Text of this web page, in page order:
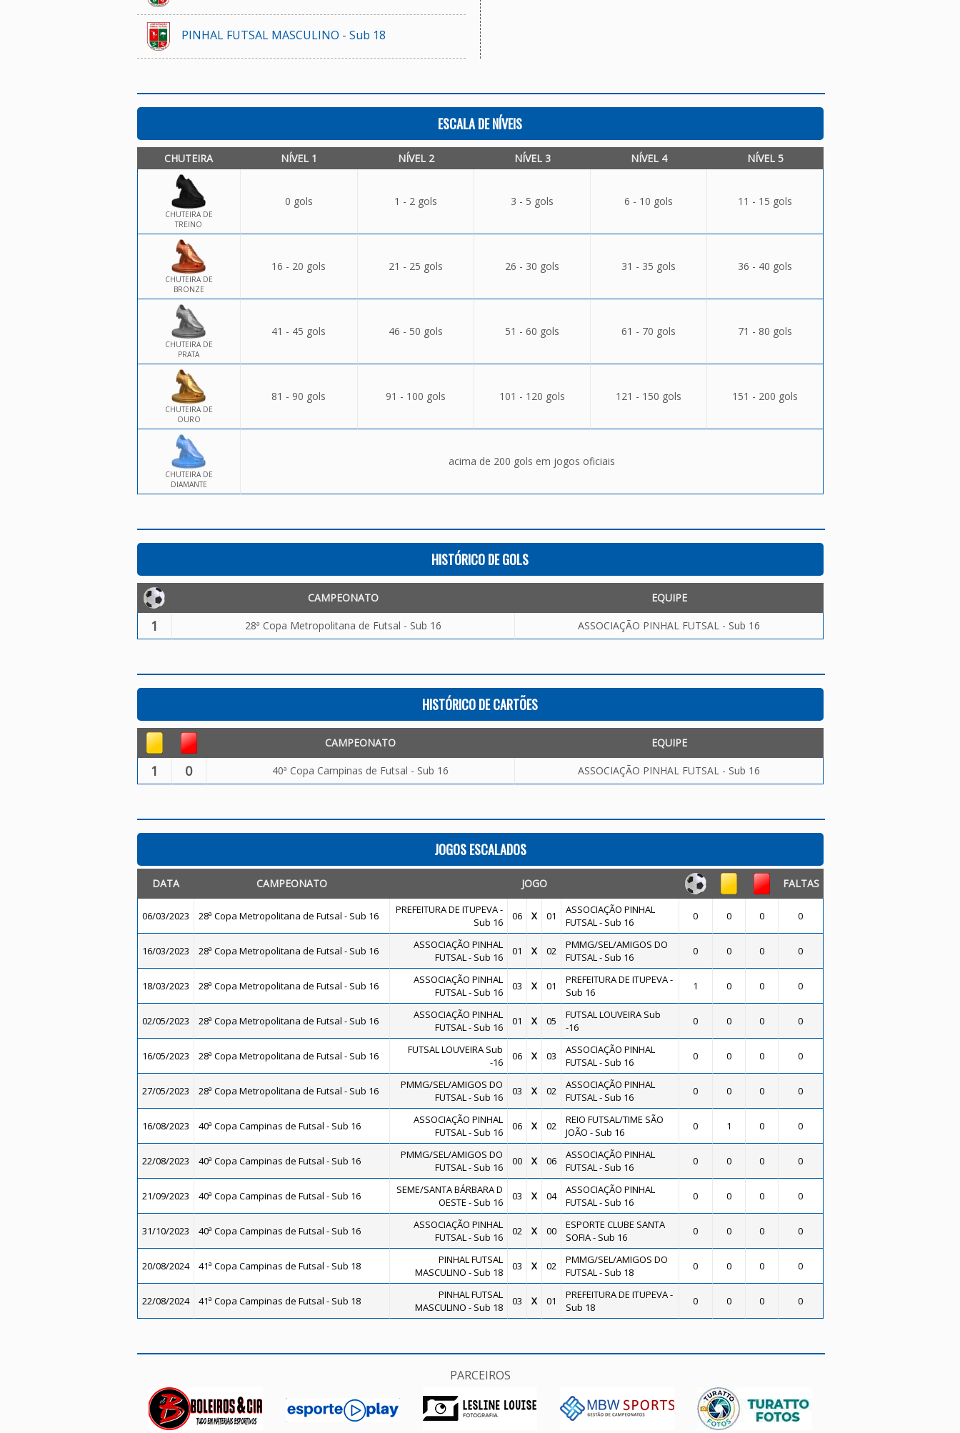
PINHAL FUTSAL MASCULINO - Sub 18
ESCALA DE NÍVEIS
CHUTEIRA NÍVEL 1 NÍVEL 2 NÍVEL 3 NÍVEL 4 NÍVEL 5
CHUTEIRA DE
TREINO
0 gols 1 - 2 gols 3 - 5 gols 6 - 10 gols 11 - 15 gols
CHUTEIRA DE
BRONZE
16 - 20 gols 21 - 25 gols 26 - 30 gols 31 - 35 gols 36 - 40 gols
CHUTEIRA DE
PRATA
41 - 45 gols 46 - 50 gols 51 - 60 gols 61 - 70 gols 71 - 80 gols
CHUTEIRA DE
OURO
81 - 90 gols 91 - 100 gols 101 - 120 gols 121 - 150 gols 151 - 200 gols
CHUTEIRA DE
DIAMANTE
acima de 200 gols em jogos oficiais
HISTÓRICO DE GOLS
CAMPEONATO EQUIPE
1 28ª Copa Metropolitana de Futsal - Sub 16 ASSOCIAÇÃO PINHAL FUTSAL - Sub 16
HISTÓRICO DE CARTÕES
CAMPEONATO EQUIPE
1 0 40ª Copa Campinas de Futsal - Sub 16 ASSOCIAÇÃO PINHAL FUTSAL - Sub 16
JOGOS ESCALADOS
DATA CAMPEONATO JOGO FALTAS
06/03/2023 28ª Copa Metropolitana de Futsal - Sub 16
PREFEITURA DE ITUPEVA -
Sub 16
06 X 01
ASSOCIAÇÃO PINHAL
FUTSAL - Sub 16
0 0 0 0
16/03/2023 28ª Copa Metropolitana de Futsal - Sub 16
ASSOCIAÇÃO PINHAL
FUTSAL - Sub 16
01 X 02
PMMG/SEL/AMIGOS DO
FUTSAL - Sub 16
0 0 0 0
18/03/2023 28ª Copa Metropolitana de Futsal - Sub 16
ASSOCIAÇÃO PINHAL
FUTSAL - Sub 16
03 X 01
PREFEITURA DE ITUPEVA -
Sub 16
1 0 0 0
02/05/2023 28ª Copa Metropolitana de Futsal - Sub 16
ASSOCIAÇÃO PINHAL
FUTSAL - Sub 16
01 X 05
FUTSAL LOUVEIRA Sub
-16
0 0 0 0
16/05/2023 28ª Copa Metropolitana de Futsal - Sub 16
FUTSAL LOUVEIRA Sub
-16
06 X 03
ASSOCIAÇÃO PINHAL
FUTSAL - Sub 16
0 0 0 0
27/05/2023 28ª Copa Metropolitana de Futsal - Sub 16
PMMG/SEL/AMIGOS DO
FUTSAL - Sub 16
03 X 02
ASSOCIAÇÃO PINHAL
FUTSAL - Sub 16
0 0 0 0
16/08/2023 40ª Copa Campinas de Futsal - Sub 16
ASSOCIAÇÃO PINHAL
FUTSAL - Sub 16
06 X 02
REIO FUTSAL/TIME SÃO
JOÃO - Sub 16
0 1 0 0
22/08/2023 40ª Copa Campinas de Futsal - Sub 16
PMMG/SEL/AMIGOS DO
FUTSAL - Sub 16
00 X 06
ASSOCIAÇÃO PINHAL
FUTSAL - Sub 16
0 0 0 0
21/09/2023 40ª Copa Campinas de Futsal - Sub 16
SEME/SANTA BÁRBARA D
OESTE - Sub 16
03 X 04
ASSOCIAÇÃO PINHAL
FUTSAL - Sub 16
0 0 0 0
31/10/2023 40ª Copa Campinas de Futsal - Sub 16
ASSOCIAÇÃO PINHAL
FUTSAL - Sub 16
02 X 00
ESPORTE CLUBE SANTA
SOFIA - Sub 16
0 0 0 0
20/08/2024 41ª Copa Campinas de Futsal - Sub 18
PINHAL FUTSAL
MASCULINO - Sub 18
03 X 02
PMMG/SEL/AMIGOS DO
FUTSAL - Sub 18
0 0 0 0
22/08/2024 41ª Copa Campinas de Futsal - Sub 18
PINHAL FUTSAL
MASCULINO - Sub 18
03 X 01
PREFEITURA DE ITUPEVA -
Sub 18
0 0 0 0
PARCEIROS